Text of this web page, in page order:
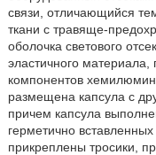
связи, отличающийся
ткани с травяще-
оболочка светового
эластичного
компонентов
размещена капсула с
причем капсула
герметично
прикреплены тросики,